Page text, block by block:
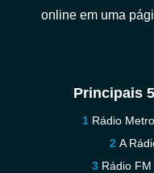
online em uma
Principais
Rádio
A
Rádio